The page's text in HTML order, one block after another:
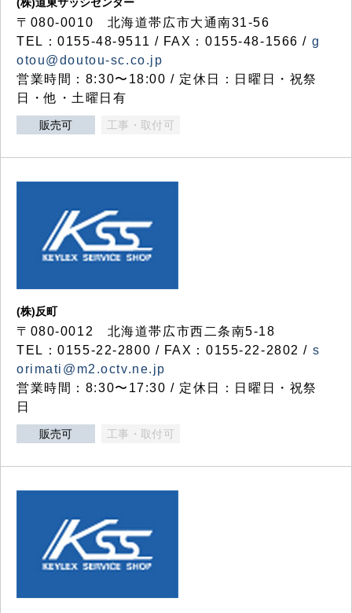
〒080-0010 北海道帯広市大通南31-56
TEL：0155-48-9511 / FAX：0155-48-1566 / g
otou@doutou-sc.co.jp
営業時間：8:30〜18:00 / 定休日：日曜日・祝祭
日・他・土曜日有
販売可 工事・取付可
(株)反町
〒080-0012 北海道帯広市西二条南5-18
TEL：0155-22-2800 / FAX：0155-22-2802 / s
orimati@m2.octv.ne.jp
営業時間：8:30〜17:30 / 定休日：日曜日・祝祭
日
販売可 工事・取付可